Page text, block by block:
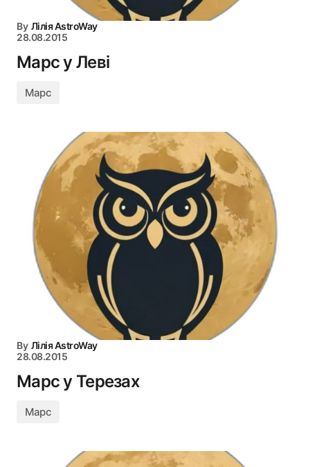
By Лілія AstroWay
28.08.2015
Марс у Леві
Марс
By Лілія AstroWay
28.08.2015
Марс у Терезах
Марс